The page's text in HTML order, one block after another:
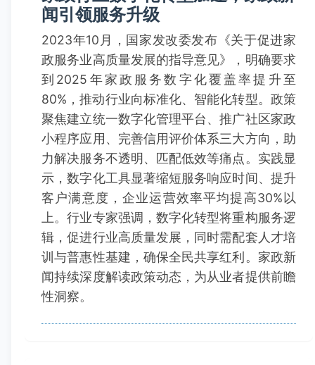
闻引领服务升级
2023年10月，国家发改委发布《关于促进家
政服务业高质量发展的指导意见》，明确要求
到2025年家政服务数字化覆盖率提升至
80%，推动行业向标准化、智能化转型。政策
聚焦建立统一数字化管理平台、推广社区家政
小程序应用、完善信用评价体系三大方向，助
力解决服务不透明、匹配低效等痛点。实践显
示，数字化工具显著缩短服务响应时间、提升
客户满意度，企业运营效率平均提高30%以
上。行业专家强调，数字化转型将重构服务逻
辑，促进行业高质量发展，同时需配套人才培
训与普惠性基建，确保全民共享红利。家政新
闻持续深度解读政策动态，为从业者提供前瞻
性洞察。